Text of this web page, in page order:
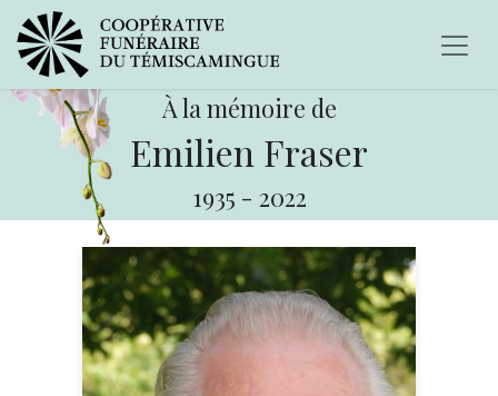
À la mémoire de
Emilien Fraser
1935 - 2022